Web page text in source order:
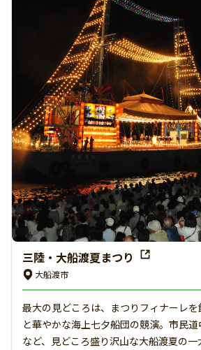
三陸・大船渡夏まつり
大船渡市
最大の見どころは、まつりフィナーレ
と華やかな海上七夕船団の競演。市民
など、見どころ盛り沢山な大船渡夏の